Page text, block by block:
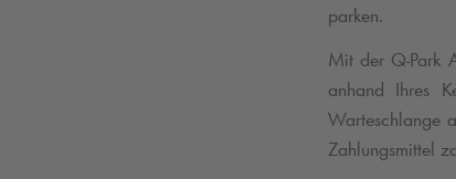
parken.
Mit der Q-Park
anhand Ihres
Warteschlange
Zahlungsmittel